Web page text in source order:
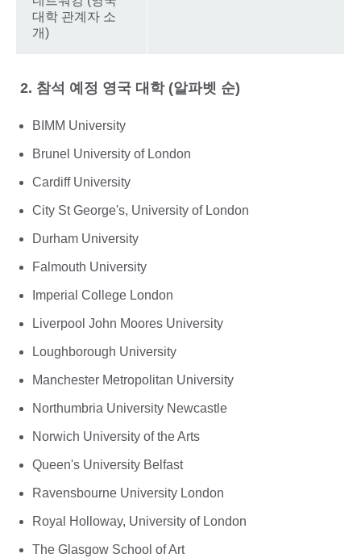
대학 관계자 소
개)
2. 참석 예정 영국 대학 (알파벳 순)
BIMM University
Brunel University of London
Cardiff University
City St George's, University of London
Durham University
Falmouth University
Imperial College London
Liverpool John Moores University
Loughborough University
Manchester Metropolitan University
Northumbria University Newcastle
Norwich University of the Arts
Queen's University Belfast
Ravensbourne University London
Royal Holloway, University of London
The Glasgow School of Art